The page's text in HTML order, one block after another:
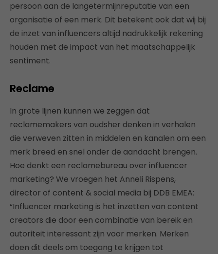
persoon aan de langetermijnreputatie van een
organisatie of een merk. Dit betekent ook dat wij bij
de inzet van influencers altijd nadrukkelijk rekening
houden met de impact van het maatschappelijk
sentiment.
Reclame
In grote lijnen kunnen we zeggen dat
reclamemakers van oudsher denken in verhalen
die verweven zitten in middelen en kanalen om een
merk breed en snel onder de aandacht brengen.
Hoe denkt een reclamebureau over influencer
marketing? We vroegen het Anneli Rispens,
director of content & social media bij DDB EMEA:
“Influencer marketing is het inzetten van content
creators die door een combinatie van bereik en
autoriteit interessant zijn voor merken. Merken
doen dit deels om toegang te krijgen tot